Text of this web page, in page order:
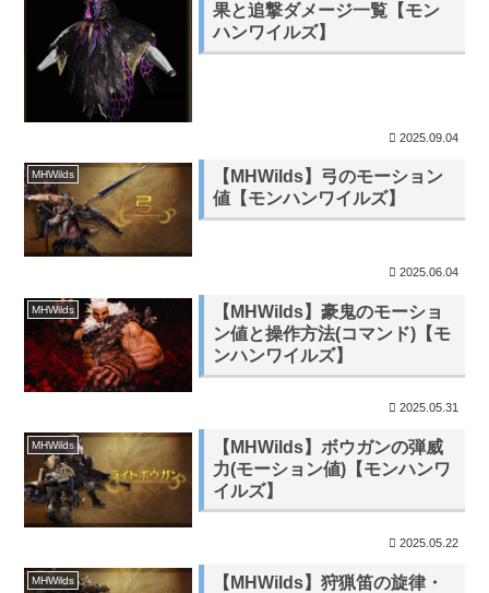
果と追撃ダメージ一覧【モン
ハンワイルズ】
2025.09.04
MHWilds
【MHWilds】弓のモーション
値【モンハンワイルズ】
2025.06.04
MHWilds
【MHWilds】豪鬼のモーショ
ン値と操作方法(コマンド)【モ
ンハンワイルズ】
2025.05.31
MHWilds
【MHWilds】ボウガンの弾威
力(モーション値)【モンハンワ
イルズ】
2025.05.22
MHWilds
【MHWilds】狩猟笛の旋律・